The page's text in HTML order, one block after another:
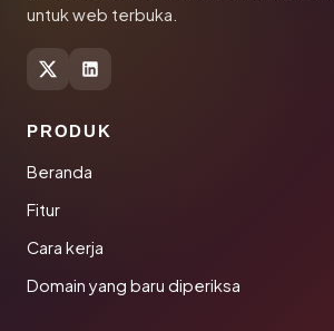
untuk web terbuka.
PRODUK
Beranda
Fitur
Cara kerja
Domain yang baru diperiksa